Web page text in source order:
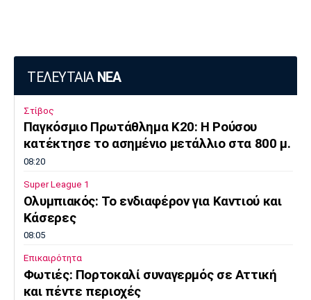
ΤΕΛΕΥΤΑΙΑ ΝΕΑ
Στίβος
Παγκόσμιο Πρωτάθλημα Κ20: Η Ρούσου
κατέκτησε το ασημένιο μετάλλιο στα 800 μ.
08:20
Super League 1
Ολυμπιακός: Το ενδιαφέρον για Καντιού και
Κάσερες
08:05
Επικαιρότητα
Φωτιές: Πορτοκαλί συναγερμός σε Αττική
και πέντε περιοχές